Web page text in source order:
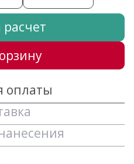
расчет
оплаты